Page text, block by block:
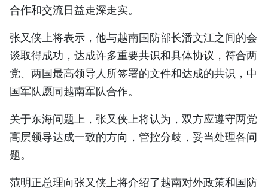
合作和交流日益走深走实。
张又侠上将表示，他与越南国防部长潘文江之间的会
谈取得成功，达成许多重要共识和具体协议，符合两
党、两国最高领导人所签署的文件和达成的共识，中
国军队愿同越南军队合作。
关于东海问题上，张又侠上将认为，双方应遵守两党
高层领导达成一致的方向，管控分歧，妥当处理各问
题。
范明正总理向张又侠上将介绍了越南对外政策和国防